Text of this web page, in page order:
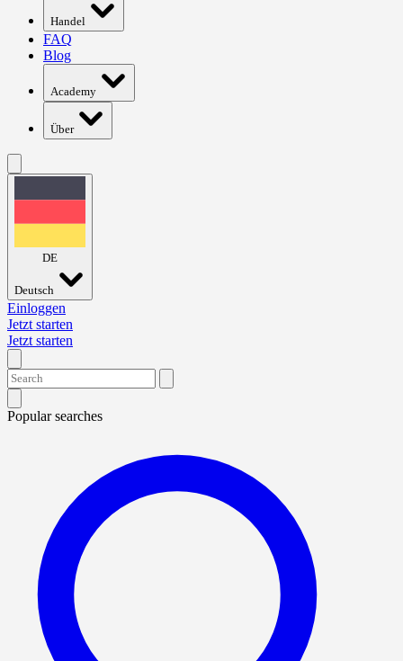
Handel
FAQ
Blog
Academy
Über
DE
Deutsch
Einloggen
Jetzt starten
Jetzt starten
Popular searches